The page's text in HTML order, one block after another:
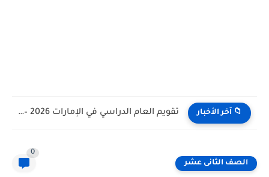
📁 آخر الأخبار تقويم العام الدراسي في الإمارات 2026 – 2027 - مواعيد...
الصف الثانى عشر
0